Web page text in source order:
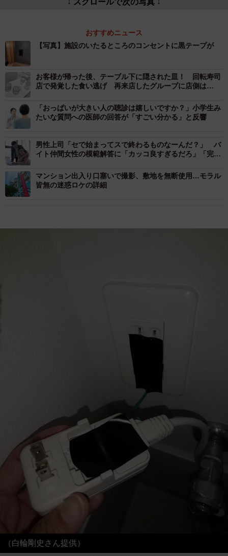
↓ スクロールで次の写真 ↓
おすすめニュース
【写真】施設のいたるところのコンセントに黒テープが
お客様が帰った後、テーブル下に隠された皿！ 回転寿司
店で発覚した食い逃げ 再来店したグループに店側は…
「おっぱいが大きい人の聴診は嬉しいですか？」小学生み
たいな質問への医師の回答が「すごい分かる」と反響
男性上司「セで始まってスで終わるものなーんだ？」 バ
イト仲間女性の模範解答に「カッコ良すぎるだろ」「完璧
マンション出入り口塞いで撮影、敷地を無断使用…モラル
皆無の迷惑ロケの詳細
（白輪剛史さん提供）